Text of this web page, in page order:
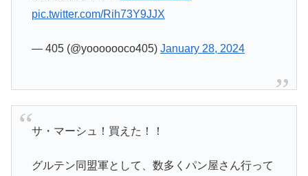
pic.twitter.com/Rih73Y9JJX
— 405 (@yooooooco405) January 28, 2024
サ・マーシュ！買えた！！
グルテン同盟軍として、数多くパン屋さん行って